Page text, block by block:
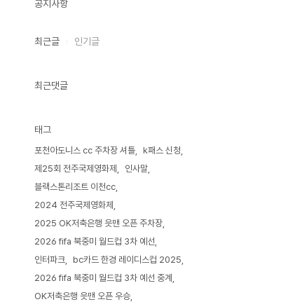
공지사항
최근글 인기글
최근댓글
태그
포천아도니스 cc 주차장 셔틀
k패스 신청
제25회 전주국제영화제
인사말
블랙스톤리조트 이천cc
2024 전주국제영화제
2025 OK저축은행 읏맨 오픈 주차장
2026 fifa 북중미 월드컵 3차 예선
인터파크
bc카드 한경 레이디스컵 2025
2026 fifa 북중미 월드컵 3차 예선 중계
OK저축은행 읏맨 오픈 우승